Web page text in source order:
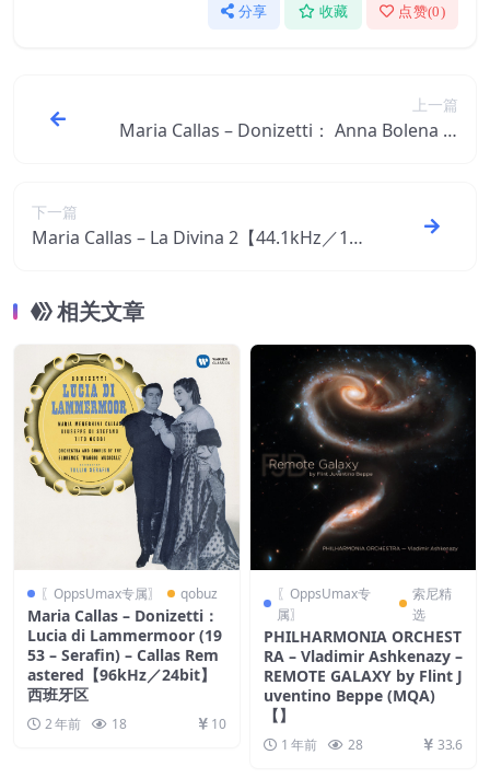
分享 收藏 点赞(0)
上一篇
Maria Callas – Donizetti： Anna Bolena (1
下一篇
Maria Callas – La Divina 2【44.1kHz／16b
相关文章
〖OppsUmax专属〗 qobuz
Maria Callas – Donizetti：
Lucia di Lammermoor (19
53 – Serafin) – Callas Rem
astered【96kHz／24bit】
西班牙区
2 年前 18 10
〖OppsUmax专
属〗
索尼精
选
PHILHARMONIA ORCHEST
RA – Vladimir Ashkenazy –
REMOTE GALAXY by Flint J
uventino Beppe (MQA)
【】
1 年前 28 33.6